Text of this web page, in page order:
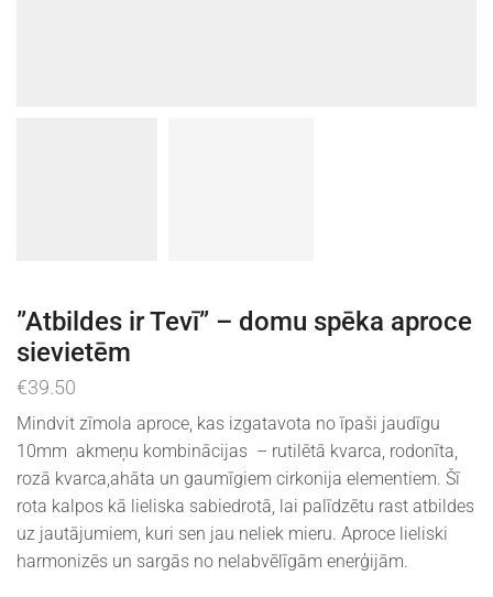
”Atbildes ir Tevī” – domu spēka aproce
sievietēm
€39.50
Mindvit zīmola aproce, kas izgatavota no īpaši jaudīgu
10mm akmeņu kombinācijas – rutilētā kvarca, rodonīta,
rozā kvarca,ahāta un gaumīgiem cirkonija elementiem. Šī
rota kalpos kā lieliska sabiedrotā, lai palīdzētu rast atbildes
uz jautājumiem, kuri sen jau neliek mieru. Aproce lieliski
harmonizēs un sargās no nelabvēlīgām enerģijām.